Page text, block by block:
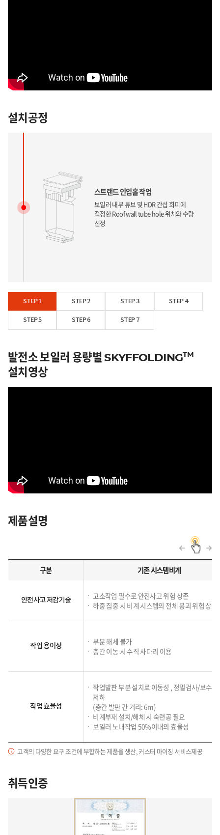
설치공정
스트랜드 인입홀 작업
보일러 내부 튜브 및 HDR 간섭 회피에
적정한 Roof wall tube hole 위치와 수량
선정
보일러 Heavy Girder 유압 인양장치
선정된 위치에 인양 및 하중 고정 장치
설치
Bundle Tube 정비용 비계 및 팬던트
비계 인양
하부 비계용 플랫폼을 조립 후 인양시스템
와이어 체결
STEP 1 STEP 2 STEP 3 STEP 4
STEP 5 STEP 6 STEP 7
발전소 보일러 용량별SKYFFOLDINGTM
설치영상
제품설명
시스템비계,SKYFFOLDING에
표
구분 기존 시스템비계
안전사고 저감기술
고소작업 필수로 안전사고 위험 상존
하중 집중 시 비계 시스템의 전체 붕괴 위험 상존
작업 용이성
부분 해체 불가
층간 이동 시 수직 사다리 이용
작업 효율성
작업발판 부분 설치로 이동성 , 정밀검사/보수작
저하
(층간 발판 간 거리: 6m)
비계부재 설치/해체 시 숙련공 필요
보일러 노내작업 50%이내의 효율성
고객의 다양한 요구 조건에 부합하는 제품을 생산, 커스터 마이징 서비스제공
취득인증